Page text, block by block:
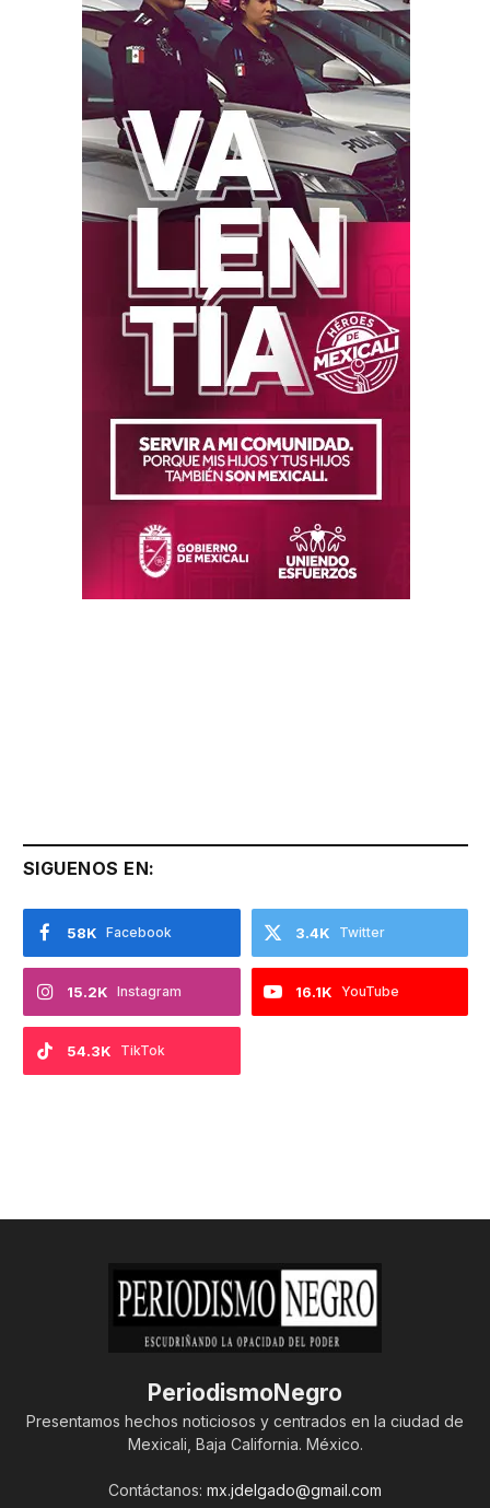
SIGUENOS EN:
Facebook
58K Twitter
3.4K
Instagram
15.2K YouTube
16.1K
TikTok
54.3K
PeriodismoNegro
Presentamos hechos noticiosos y centrados en la ciudad de
Mexicali, Baja California. México.
Contáctanos: mx.jdelgado@gmail.com